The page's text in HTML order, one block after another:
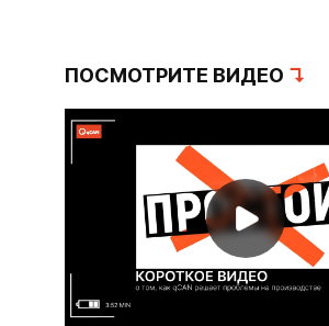
ПОСМОТРИТЕ ВИДЕО ↴